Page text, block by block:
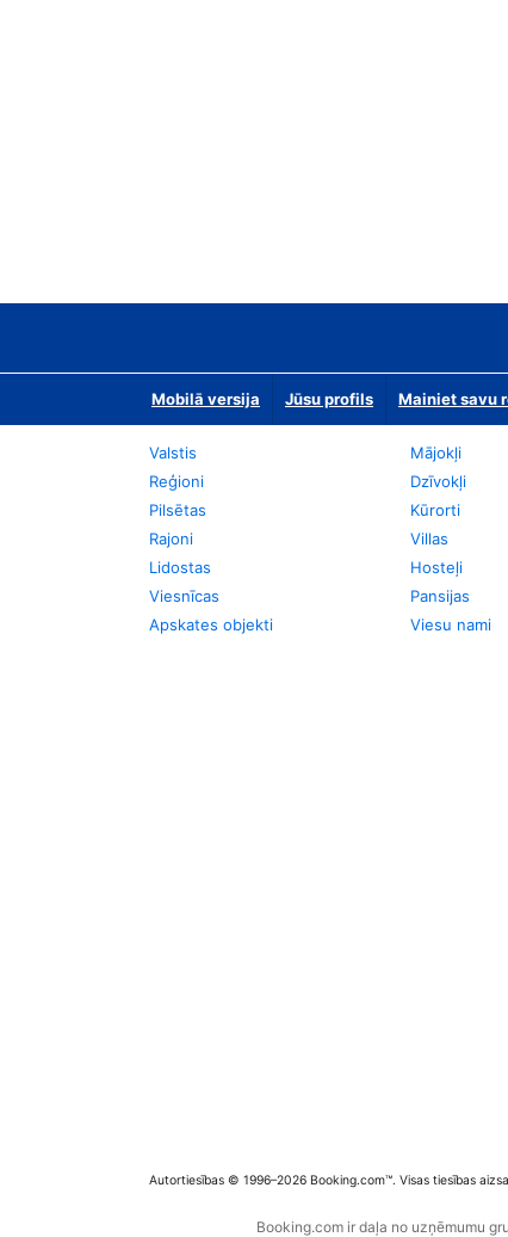
Mobilā versija Jūsu profils Mainiet savu
Valstis
Reģioni
Pilsētas
Rajoni
Lidostas
Viesnīcas
Apskates objekti
Mājokļi
Dzīvokļi
Kūrorti
Villas
Hosteļi
Pansijas
Viesu nami
Autortiesības © 1996–2026 Booking.com™. Visas tiesības
Booking.com ir daļa no uzņēmumu